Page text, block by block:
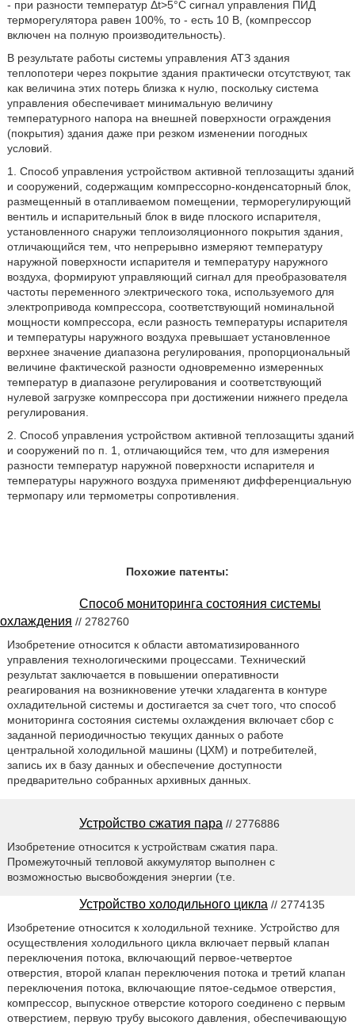
- при разности температур Δt>5°С сигнал управления ПИД
терморегулятора равен 100%, то - есть 10 В, (компрессор
включен на полную производительность).
В результате работы системы управления АТЗ здания
теплопотери через покрытие здания практически отсутствуют, так
как величина этих потерь близка к нулю, поскольку система
управления обеспечивает минимальную величину
температурного напора на внешней поверхности ограждения
(покрытия) здания даже при резком изменении погодных
условий.
1. Способ управления устройством активной теплозащиты зданий
и сооружений, содержащим компрессорно-конденсаторный блок,
размещенный в отапливаемом помещении, терморегулирующий
вентиль и испарительный блок в виде плоского испарителя,
установленного снаружи теплоизоляционного покрытия здания,
отличающийся тем, что непрерывно измеряют температуру
наружной поверхности испарителя и температуру наружного
воздуха, формируют управляющий сигнал для преобразователя
частоты переменного электрического тока, используемого для
электропривода компрессора, соответствующий номинальной
мощности компрессора, если разность температуры испарителя
и температуры наружного воздуха превышает установленное
верхнее значение диапазона регулирования, пропорциональный
величине фактической разности одновременно измеренных
температур в диапазоне регулирования и соответствующий
нулевой загрузке компрессора при достижении нижнего предела
регулирования.
2. Способ управления устройством активной теплозащиты зданий
и сооружений по п. 1, отличающийся тем, что для измерения
разности температур наружной поверхности испарителя и
температуры наружного воздуха применяют дифференциальную
термопару или термометры сопротивления.
Похожие патенты:
Способ мониторинга состояния системы
охлаждения // 2782760
Изобретение относится к области автоматизированного
управления технологическими процессами. Технический
результат заключается в повышении оперативности
реагирования на возникновение утечки хладагента в контуре
охладительной системы и достигается за счет того, что способ
мониторинга состояния системы охлаждения включает сбор с
заданной периодичностью текущих данных о работе
центральной холодильной машины (ЦХМ) и потребителей,
запись их в базу данных и обеспечение доступности
предварительно собранных архивных данных.
Устройство сжатия пара // 2776886
Изобретение относится к устройствам сжатия пара.
Промежуточный тепловой аккумулятор выполнен с
возможностью высвобождения энергии (т.е.
Устройство холодильного цикла // 2774135
Изобретение относится к холодильной технике. Устройство для
осуществления холодильного цикла включает первый клапан
переключения потока, включающий первое-четвертое
отверстия, второй клапан переключения потока и третий клапан
переключения потока, включающие пятое-седьмое отверстия,
компрессор, выпускное отверстие которого соединено с первым
отверстием, первую трубу высокого давления, обеспечивающую